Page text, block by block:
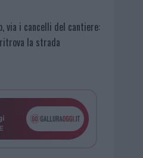
via i cancelli del cantiere:
la strada